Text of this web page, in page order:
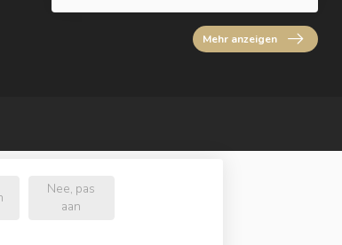
Mehr anzeigen
Nee, pas
aan